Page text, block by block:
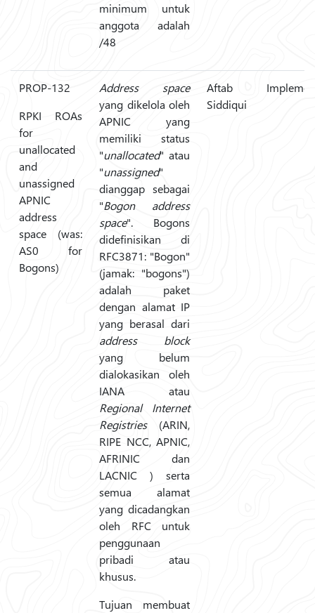
minimum untuk
anggota adalah
/48
PROP-132
RPKI ROAs
for
unallocated
and
unassigned
APNIC
address
space (was:
AS0 for
Bogons)
Address space
yang dikelola oleh
APNIC yang
memiliki status
"unallocated" atau
"unassigned"
dianggap sebagai
"Bogon address
space". Bogons
didefinisikan di
RFC3871: "Bogon"
(jamak: "bogons")
adalah paket
dengan alamat IP
yang berasal dari
address block
yang belum
dialokasikan oleh
IANA atau
Regional Internet
Registries(ARIN,
RIPE NCC, APNIC,
AFRINIC dan
LACNIC ) serta
semua alamat
yang dicadangkan
oleh RFC untuk
penggunaan
pribadi atau
khusus.
Tujuan membuat
Aftab
Siddiqui